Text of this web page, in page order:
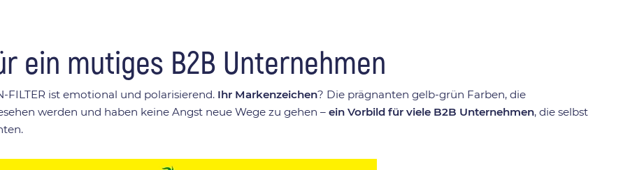
ein mutiges B2B Unternehmen
FILTER ist emotional und polarisierend.Ihr Markenzeichen? Die prägnanten gelb-grün Farben, die
werden und haben keine Angst neue Wege zu gehen – ein Vorbild für viele B2B Unternehmen, die selbst